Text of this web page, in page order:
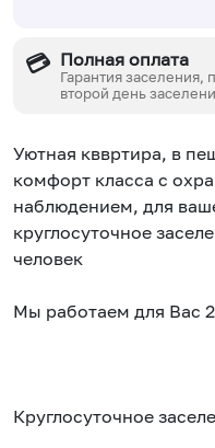
💳 Полная оплата
Гарантия заселения,
второй день
Уютная кввртира, в
комфорт класса с
наблюдением, для
круглосуточное
человек
Мы работаем для Вас
Круглосуточное